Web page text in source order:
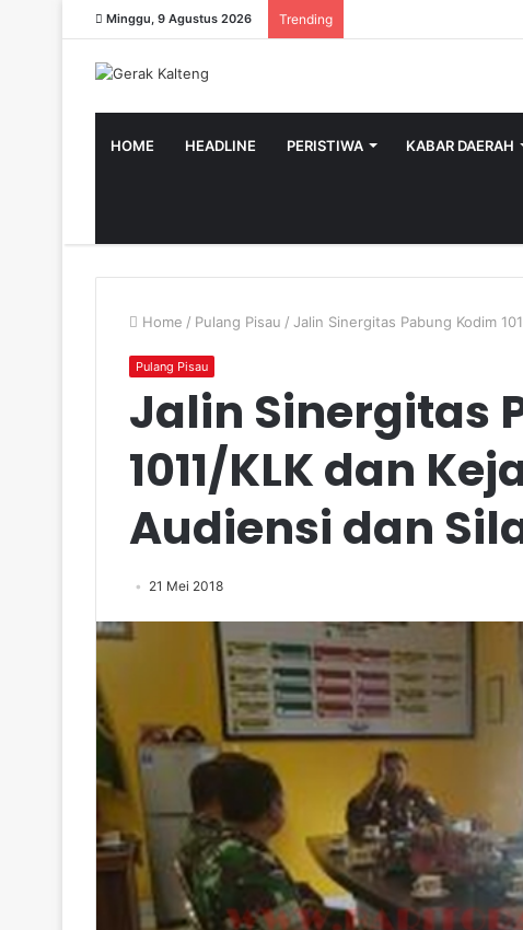
Minggu, 9 Agustus 2026 Trending
HOME HEADLINE PERISTIWA KABAR DAERAH
Home / Pulang Pisau / Jalin Sinergitas Pabung Kodim
Pulang Pisau
Jalin Sinergitas
1011/KLK dan
Audiensi dan
21 Mei 2018